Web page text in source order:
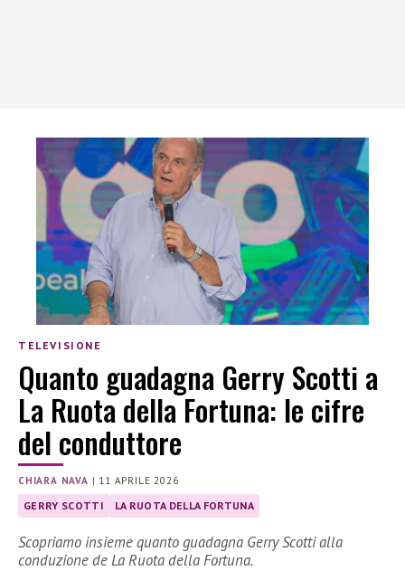
TELEVISIONE
Quanto guadagna Gerry Scotti a
La Ruota della Fortuna: le cifre
del conduttore
CHIARA NAVA | 11 APRILE 2026
GERRY SCOTTI LA RUOTA DELLA FORTUNA
Scopriamo insieme quanto guadagna Gerry Scotti alla
conduzione de La Ruota della Fortuna.